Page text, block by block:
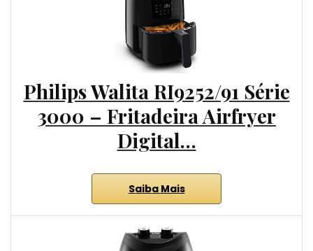
Philips Walita RI9252/91 Série
3000 – Fritadeira Airfryer
Digital…
Saiba Mais